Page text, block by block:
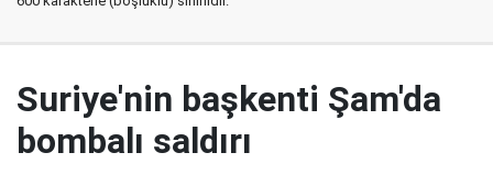
Suriye'nin başkenti Şam'da
bombalı saldırı